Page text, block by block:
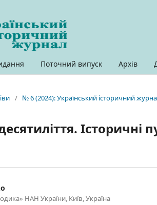
Поточний випуск Архів
/ № 6 (2024): Український історичний
Історичні
НАН України, Київ, Україна